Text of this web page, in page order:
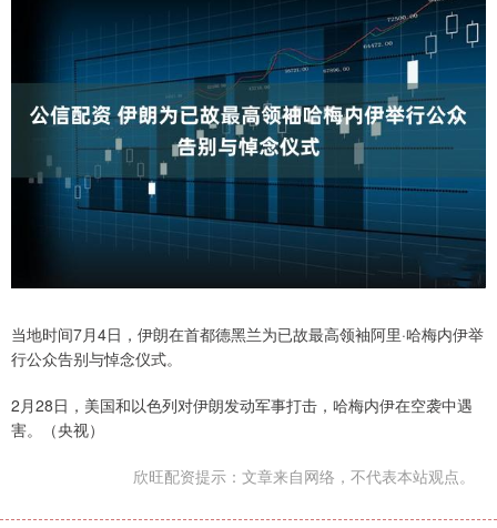
当地时间7月4日，伊朗在首都德黑兰为已故最高领袖阿里·哈梅内伊举
行公众告别与悼念仪式。
2月28日，美国和以色列对伊朗发动军事打击，哈梅内伊在空袭中遇
害。（央视）
欣旺配资提示：文章来自网络，不代表本站观点。